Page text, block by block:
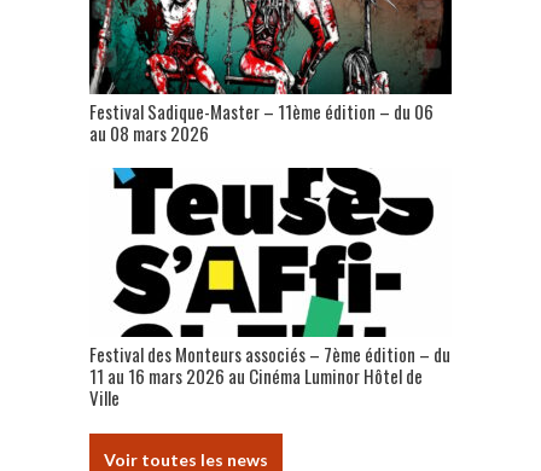
Festival Sadique-Master – 11ème édition – du 06
au 08 mars 2026
Festival des Monteurs associés – 7ème édition – du
11 au 16 mars 2026 au Cinéma Luminor Hôtel de
Ville
Voir toutes les news